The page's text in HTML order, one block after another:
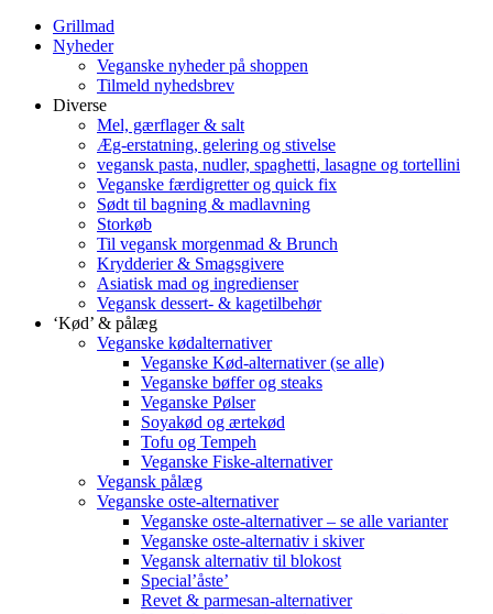
Grillmad
Nyheder
Veganske nyheder på shoppen
Tilmeld nyhedsbrev
Diverse
Mel, gærflager & salt
Æg-erstatning, gelering og stivelse
vegansk pasta, nudler, spaghetti, lasagne og tortellini
Veganske færdigretter og quick fix
Sødt til bagning & madlavning
Storkøb
Til vegansk morgenmad & Brunch
Krydderier & Smagsgivere
Asiatisk mad og ingredienser
Vegansk dessert- & kagetilbehør
‘Kød’ & pålæg
Veganske kødalternativer
Veganske Kød-alternativer (se alle)
Veganske bøffer og steaks
Veganske Pølser
Soyakød og ærtekød
Tofu og Tempeh
Veganske Fiske-alternativer
Vegansk pålæg
Veganske oste-alternativer
Veganske oste-alternativer – se alle varianter
Veganske oste-alternativ i skiver
Vegansk alternativ til blokost
Special’åste’
Revet & parmesan-alternativer